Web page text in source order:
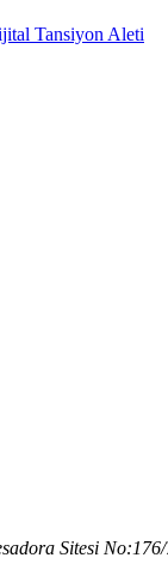
Tansiyon Aleti
Sitesi